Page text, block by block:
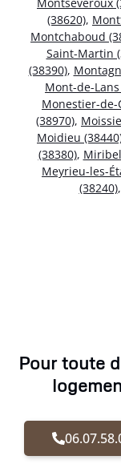
(38620),
Montchaboud
Saint-Martin
(38390),
Mont-de-Lans
Monestier-de-
(38970),
Moidieu
(38380),
Meyrieu-les-
(38240),
Pour toute